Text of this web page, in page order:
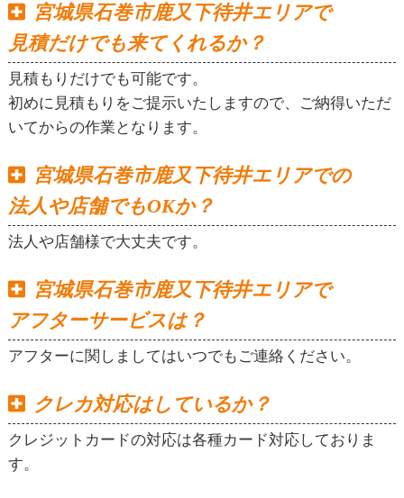
宮城県石巻市鹿又下待井エリアで
見積だけでも来てくれるか？
見積もりだけでも可能です。
初めに見積もりをご提示いたしますので、ご納得いただ
いてからの作業となります。
宮城県石巻市鹿又下待井エリアでの
法人や店舗でもOKか？
法人や店舗様で大丈夫です。
宮城県石巻市鹿又下待井エリアで
アフターサービスは？
アフターに関しましてはいつでもご連絡ください。
クレカ対応はしているか？
クレジットカードの対応は各種カード対応しておりま
す。